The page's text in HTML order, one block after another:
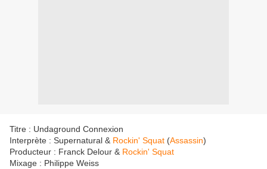
Titre : Undaground Connexion
Interprète : Supernatural & Rockin' Squat (Assassin)
Producteur : Franck Delour & Rockin' Squat
Mixage : Philippe Weiss